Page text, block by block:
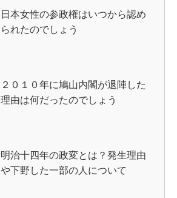
日本女性の参政権はいつから認め
られたのでしょう
２０１０年に鳩山内閣が退陣した
理由は何だったのでしょう
明治十四年の政変とは？発生理由
や下野した一部の人について